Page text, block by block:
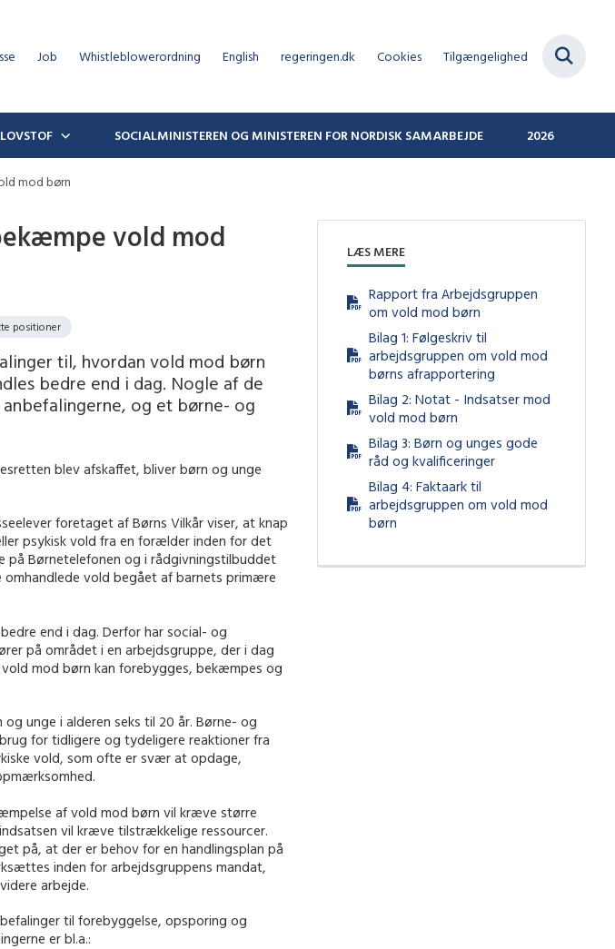
Job Whistleblowerordning English regeringen.dk Cookies Tilgængelighed
LOVSTOF SOCIALMINISTEREN OG MINISTEREN FOR NORDISK SAMARBEJDE 2026
mod børn
vold mod
positioner
til, hvordan vold mod børn
bedre end i dag. Nogle af de
og et børne- og
blev afskaffet, bliver børn og unge
foretaget af Børns Vilkår viser, at knap
psykisk vold fra en forælder inden for det
på Børnetelefonen og i rådgivningstilbuddet
omhandlede vold begået af barnets primære
end i dag. Derfor har social- og
på området i en arbejdsgruppe, der i dag
mod børn kan forebygges, bekæmpes og
unge i alderen seks til 20 år. Børne- og
for tidligere og tydeligere reaktioner fra
vold, som ofte er svær at opdage,
af vold mod børn vil kræve større
vil kræve tilstrækkelige ressourcer.
på, at der er behov for en handlingsplan på
inden for arbejdsgruppens mandat,
arbejde.
til forebyggelse, opsporing og
er bl.a.:
LÆS MERE
Rapport fra Arbejdsgruppen
om vold mod børn
Bilag 1: Følgeskriv til
arbejdsgruppen om vold mod
børns afrapportering
Bilag 2: Notat - Indsatser mod
vold mod børn
Bilag 3: Børn og unges gode
råd og kvalificeringer
Bilag 4: Faktaark til
arbejdsgruppen om vold mod
børn